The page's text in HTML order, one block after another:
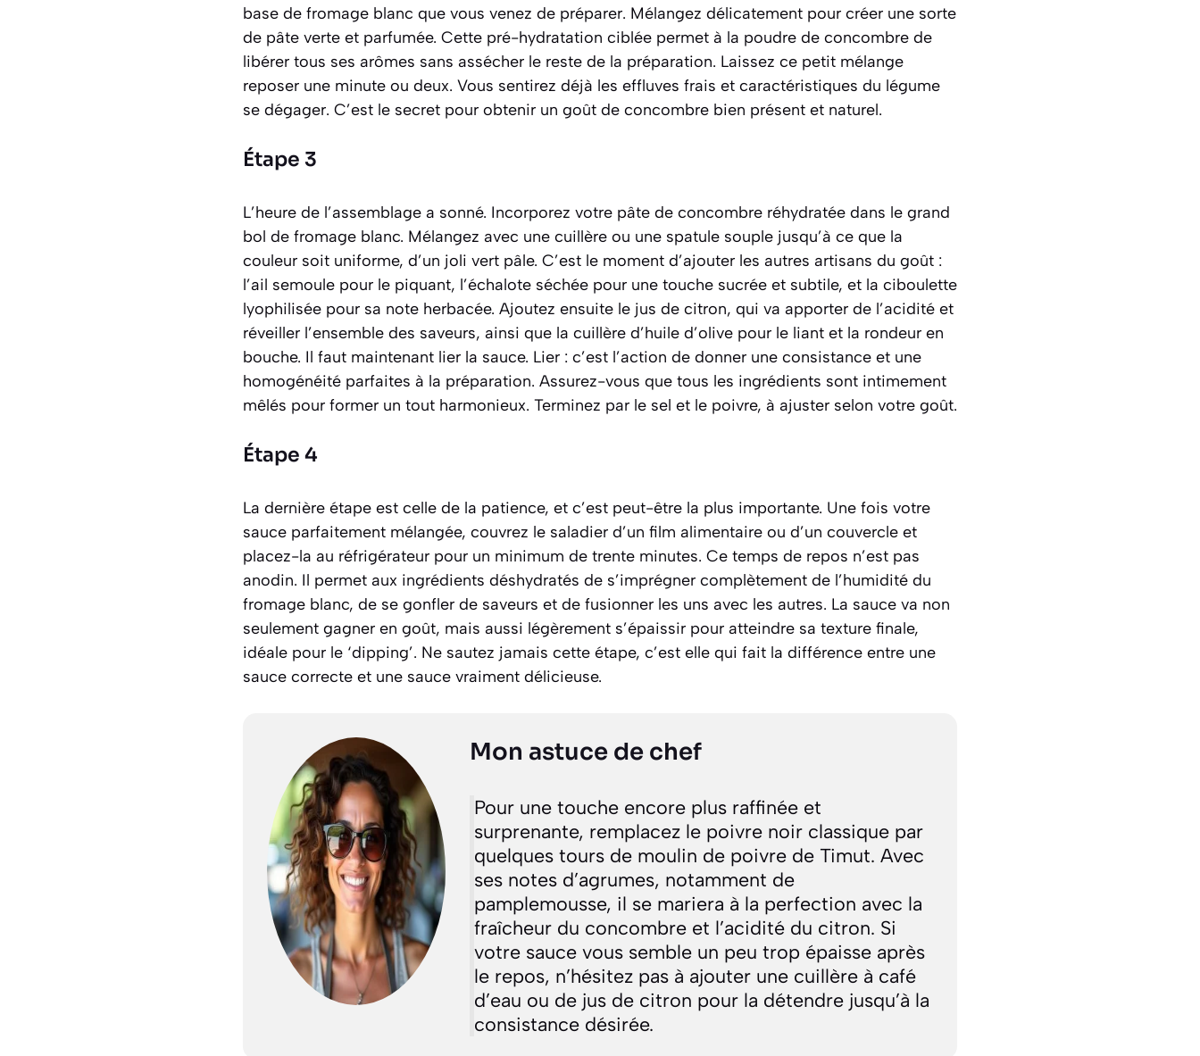
base de fromage blanc que vous venez de préparer. Mélangez délicatement pour créer une sorte
de pâte verte et parfumée. Cette pré-hydratation ciblée permet à la poudre de concombre de
libérer tous ses arômes sans assécher le reste de la préparation. Laissez ce petit mélange
reposer une minute ou deux. Vous sentirez déjà les effluves frais et caractéristiques du légume
se dégager. C’est le secret pour obtenir un goût de concombre bien présent et naturel.
Étape 3
L’heure de l’assemblage a sonné. Incorporez votre pâte de concombre réhydratée dans le grand
bol de fromage blanc. Mélangez avec une cuillère ou une spatule souple jusqu’à ce que la
couleur soit uniforme, d’un joli vert pâle. C’est le moment d’ajouter les autres artisans du goût :
l’ail semoule pour le piquant, l’échalote séchée pour une touche sucrée et subtile, et la ciboulette
lyophilisée pour sa note herbacée. Ajoutez ensuite le jus de citron, qui va apporter de l’acidité et
réveiller l’ensemble des saveurs, ainsi que la cuillère d’huile d’olive pour le liant et la rondeur en
bouche. Il faut maintenant lier la sauce. Lier : c’est l’action de donner une consistance et une
homogénéité parfaites à la préparation. Assurez-vous que tous les ingrédients sont intimement
mêlés pour former un tout harmonieux. Terminez par le sel et le poivre, à ajuster selon votre goût.
Étape 4
La dernière étape est celle de la patience, et c’est peut-être la plus importante. Une fois votre
sauce parfaitement mélangée, couvrez le saladier d’un film alimentaire ou d’un couvercle et
placez-la au réfrigérateur pour un minimum de trente minutes. Ce temps de repos n’est pas
anodin. Il permet aux ingrédients déshydratés de s’imprégner complètement de l’humidité du
fromage blanc, de se gonfler de saveurs et de fusionner les uns avec les autres. La sauce va non
seulement gagner en goût, mais aussi légèrement s’épaissir pour atteindre sa texture finale,
idéale pour le ‘dipping’. Ne sautez jamais cette étape, c’est elle qui fait la différence entre une
sauce correcte et une sauce vraiment délicieuse.
Mon astuce de chef
Pour une touche encore plus raffinée et
surprenante, remplacez le poivre noir classique par
quelques tours de moulin de poivre de Timut. Avec
ses notes d’agrumes, notamment de
pamplemousse, il se mariera à la perfection avec la
fraîcheur du concombre et l’acidité du citron. Si
votre sauce vous semble un peu trop épaisse après
le repos, n’hésitez pas à ajouter une cuillère à café
d’eau ou de jus de citron pour la détendre jusqu’à la
consistance désirée.